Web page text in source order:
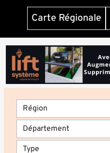
Carte Régionale